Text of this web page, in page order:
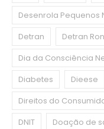
Desenrola Pequenos
Detran
Detran
Dia da Consciência
Diabetes
Dieese
Direitos do
DNIT
Doação de